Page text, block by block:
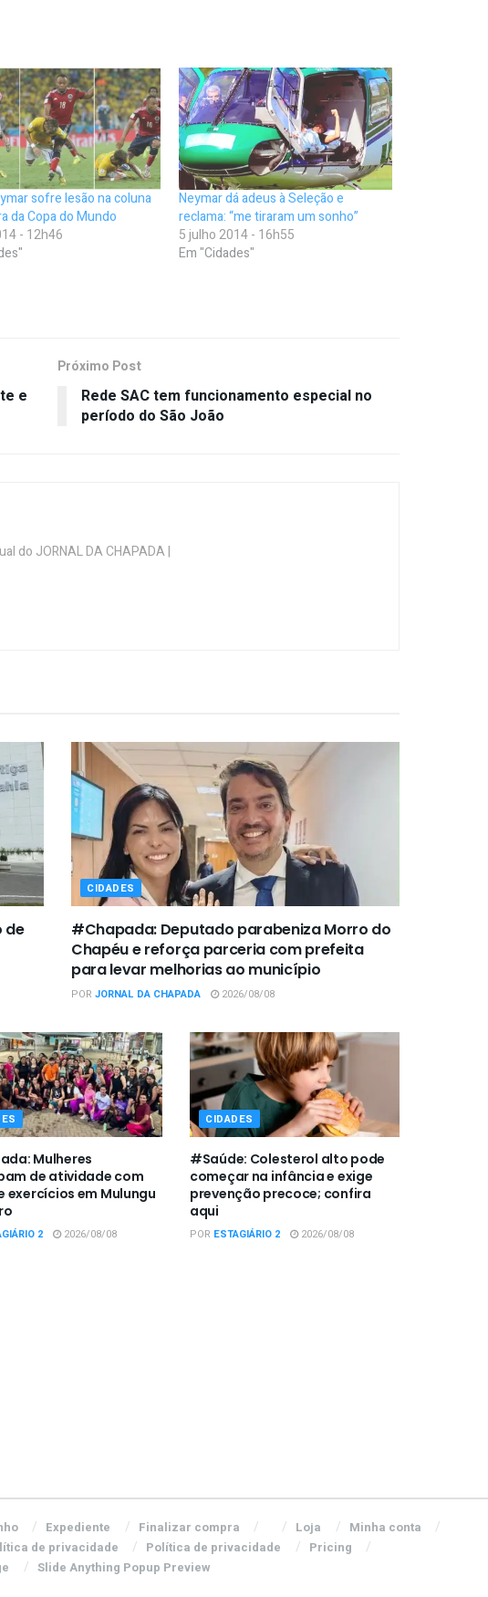
sofre lesão na coluna
da Copa do Mundo
- 12h46
Neymar dá adeus à Seleção e
reclama: “me tiraram um sonho”
5 julho 2014 - 16h55
Em "Cidades"
e
Próximo Post
Rede SAC tem funcionamento especial no
período do São João
do JORNAL DA CHAPADA |
de
CIDADES
#Chapada: Deputado parabeniza Morro do
Chapéu e reforça parceria com prefeita
para levar melhorias ao município
POR JORNAL DA CHAPADA 2026/08/08
Mulheres
de atividade com
exercícios em Mulungu
2 2026/08/08
CIDADES
#Saúde: Colesterol alto pode
começar na infância e exige
prevenção precoce; confira
aqui
POR ESTAGIÁRIO 2 2026/08/08
Expediente Finalizar compra Loja
Minha conta
de privacidade Política de privacidade
Pricing
Slide Anything Popup Preview